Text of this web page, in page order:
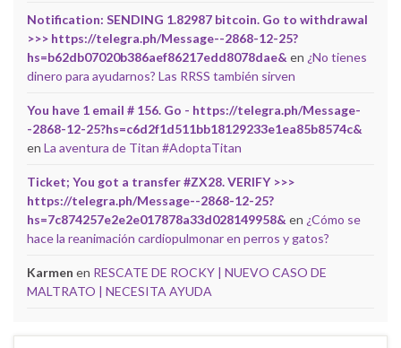
Notification: SENDING 1.82987 bitcoin. Go to withdrawal
>>> https://telegra.ph/Message--2868-12-25?
hs=b62db07020b386aef86217edd8078dae& en ¿No tienes
dinero para ayudarnos? Las RRSS también sirven
You have 1 email # 156. Go - https://telegra.ph/Message-
-2868-12-25?hs=c6d2f1d511bb18129233e1ea85b8574c&
en La aventura de Titan #AdoptaTitan
Ticket; You got a transfer #ZX28. VERIFY >>>
https://telegra.ph/Message--2868-12-25?
hs=7c874257e2e2e017878a33d028149958& en ¿Cómo se
hace la reanimación cardiopulmonar en perros y gatos?
Karmen en RESCATE DE ROCKY | NUEVO CASO DE
MALTRATO | NECESITA AYUDA